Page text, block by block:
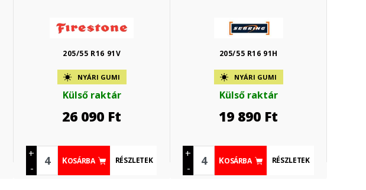
205/55 R16 91V
NYÁRI GUMI
Külső raktár
26 090 Ft
+
-
KOSÁRBA RÉSZLETEK
205/55 R16 91H
NYÁRI GUMI
Külső raktár
19 890 Ft
+
-
KOSÁRBA RÉSZLETEK